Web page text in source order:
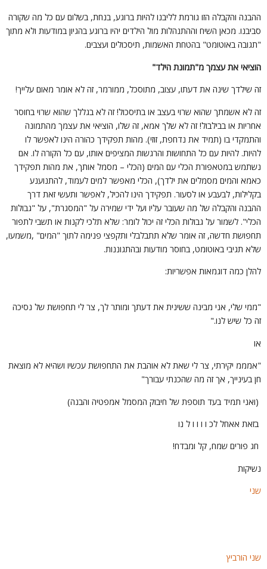
והקבלה הזו גורמת לליבנו להיות ברוגע, בנחת, בשלום עם כל מה שקורה
מכאן השיח וההתנהלות מול הילדים יהיו ברוגע בהגיון במודעות ולא מתוך
באוטומט" בהטחת האשמות, תיסכולים ועצבים.
את עצמך מ"תמונת הילד"
שילדך שינה את דעתו, עצוב, מתוסכל, ממורמר, זה לא אומר מאום עלייך!
לא אשמתך שהוא שרוי בעצב או בתיסכול! זה לא בגללך שהוא שרוי בחוסר
או בבילבול! זה לא שלך אמא, זה שלו, הוציאי את עצמך מהתמונה
בו (תמיד את נדחפת, זוזי). מהות תפקידך כהורה הינו לאפשר לו
להיות עם כל התחושות והרגשות המציפים אותו, עם כל הקורה לו. אם
במטאפורת הכלי עם המים (הכלי – מסמל אותך, את מהות תפקידך
והמים מסמלים את ילדך), הכלי מאפשר למים לעמוד, להתנוענע
לבעבע או לסעור. תפקידך הינו להכיל, לאפשר ותעשי זאת דרך
והקבלה של מה שעובר עליו ועל ידי שמירה על "המסגרת", על "גבולות
לשמור על גבולות הכלי זה יכול לומר: שלא תלכי לקנות או תשבי לתפור
חדשה, זה אומר שלא תתבלבלי ותקפצי פנימה לתוך "המים" ,משמעו,
תגיבי באוטומט, בחוסר מודעות ובהתגוננות.
כמה דוגמאות אפשריות:
שלי, אני מבינה ששינית את דעתך ומותר לך, צר לי תחפושת של נסיכה
כל שיש לנו."
יקירתי, צר לי שאת לא אוהבת את התחפושת עכשיו ושהיא לא מוצאת
בעינייך, אך זה מה שהכנתי עבורך"
תמיד בעד תוספת של חיבוק המסמל אמפטיה והבנה)
אאחל לכ ו ו ו ו ל נו
פורים שמח, קל ומבדח!
הורביץ